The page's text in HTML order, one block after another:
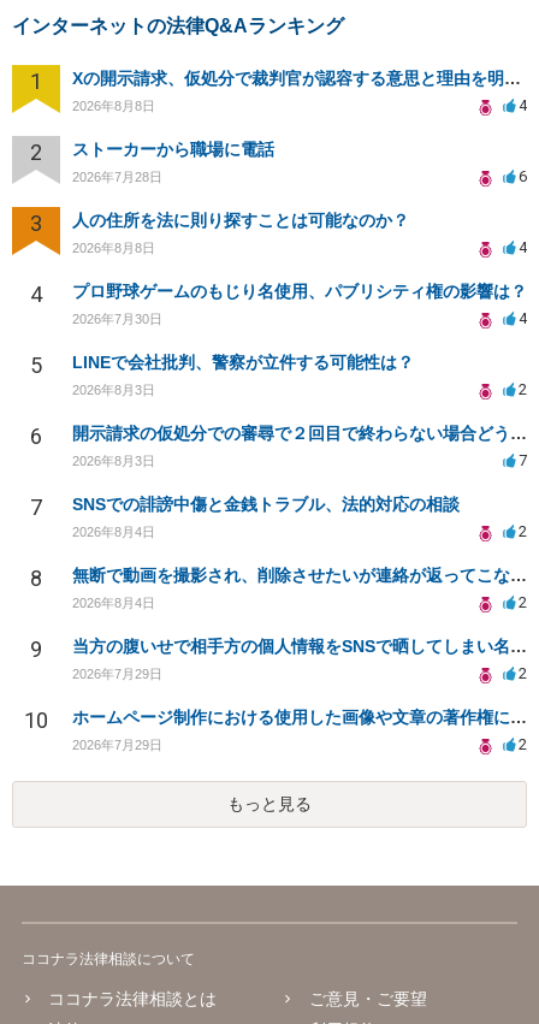
インターネットの法律Q&Aランキング
1 Xの開示請求、仮処分で裁判官が認容する意思と理由を明確化しても、相手側は争って引き延ばしますか
2026年8月8日 4
2 ストーカーから職場に電話
2026年7月28日 6
3 人の住所を法に則り探すことは可能なのか？
2026年8月8日 4
4 プロ野球ゲームのもじり名使用、パブリシティ権の影響は？
2026年7月30日 4
5 LINEで会社批判、警察が立件する可能性は？
2026年8月3日 2
6 開示請求の仮処分での審尋で２回目で終わらない場合どうしたらいいですか
2026年8月3日 7
7 SNSでの誹謗中傷と金銭トラブル、法的対応の相談
2026年8月4日 2
8 無断で動画を撮影され、削除させたいが連絡が返ってこない。
2026年8月4日 2
9 当方の腹いせで相手方の個人情報をSNSで晒してしまい名誉毀損させてしまったかもしれない
2026年7月29日 2
10 ホームページ制作における使用した画像や文章の著作権について
2026年7月29日 2
もっと見る
ココナラ法律相談について
ココナラ法律相談とは
ご意見・ご要望